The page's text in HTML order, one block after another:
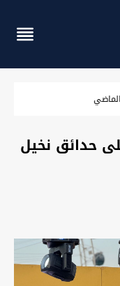
حدائق نخيل